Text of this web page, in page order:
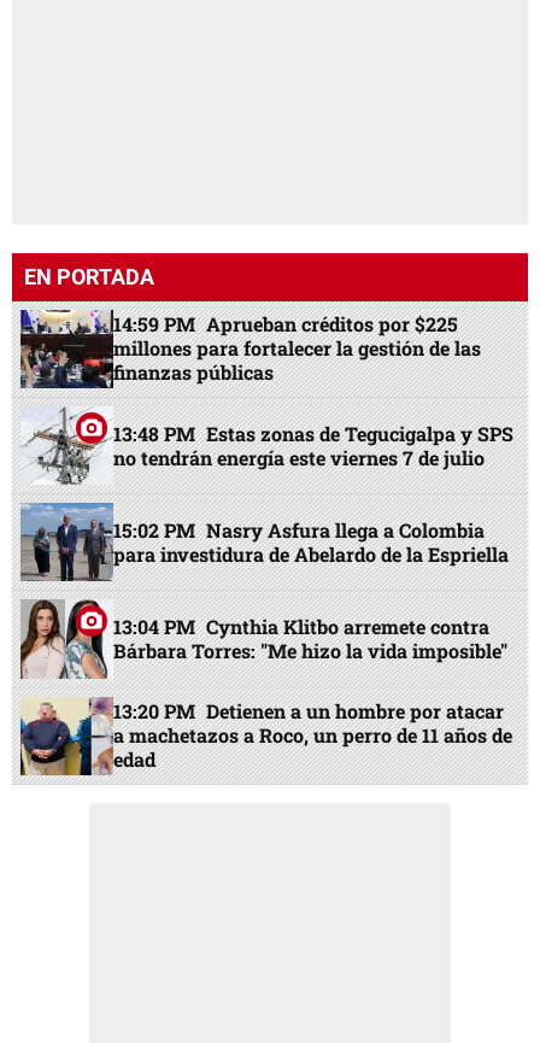
EN PORTADA
14:59 PM Aprueban créditos por $225
millones para fortalecer la gestión de las
finanzas públicas
13:48 PM Estas zonas de Tegucigalpa y SPS
no tendrán energía este viernes 7 de julio
15:02 PM Nasry Asfura llega a Colombia
para investidura de Abelardo de la Espriella
13:04 PM Cynthia Klitbo arremete contra
Bárbara Torres: "Me hizo la vida imposible"
13:20 PM Detienen a un hombre por atacar
a machetazos a Roco, un perro de 11 años de
edad